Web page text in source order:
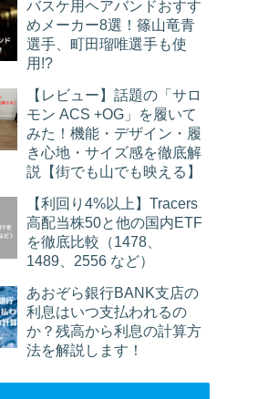
バスケ用ヘアバンドおすす
めメーカー8選！篠山竜青
選手、町田瑠唯選手も使
用!?
【レビュー】話題の「サロ
モン ACS +OG」を履いて
みた！機能・デザイン・履
き心地・サイズ感を徹底解
説【街でも山でも映える】
【利回り4%以上】Tracers
高配当株50と他の国内ETF
を徹底比較（1478、
1489、2556 など）
あおぞら銀行BANK支店の
利息はいつ支払われるの
か？残高から利息の計算方
法を解説します！